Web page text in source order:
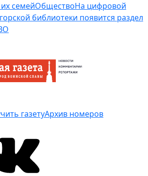
семейОбществоНа цифровой
библиотеки появится раздел
газетуАрхив номеров